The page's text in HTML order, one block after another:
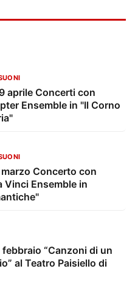
aprile Concerti con
Ensemble in "Il Corno
Concerto con
Vinci Ensemble in
“Canzoni di un
al Teatro Paisiello di